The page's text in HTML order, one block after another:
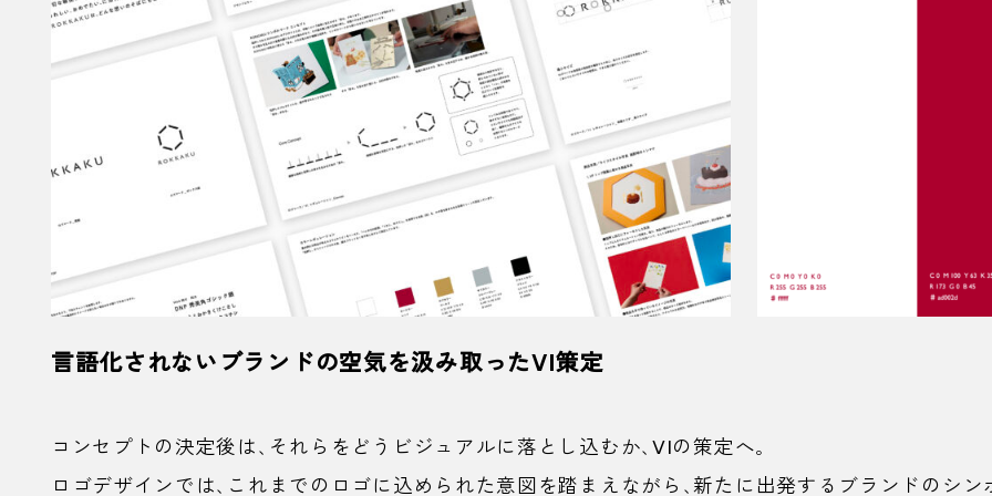
言語化されないブランドの空気を汲み取ったVI策定
コンセプトの決定後は、それらをどうビジュアルに落とし込むか、VIの策定へ。
ロゴデザインでは、これまでのロゴに込められた意図を踏まえながら、新たに出発するブランドのシン